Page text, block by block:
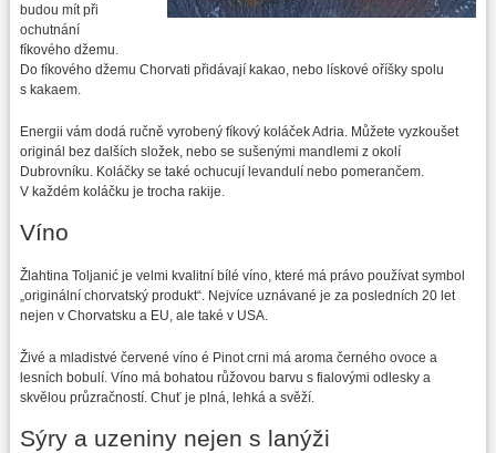
budou mít při
ochutnání
fíkového džemu.
Do fíkového džemu Chorvati přidávají kakao, nebo lískové oříšky spolu
s kakaem.
Energii vám dodá ručně vyrobený fíkový koláček Adria. Můžete vyzkoušet
originál bez dalších složek, nebo se sušenými mandlemi z okolí
Dubrovníku. Koláčky se také ochucují levandulí nebo pomerančem.
V každém koláčku je trocha rakije.
Víno
Žlahtina Toljanić je velmi kvalitní bílé víno, které má právo používat symbol
„originální chorvatský produkt“. Nejvíce uznávané je za posledních 20 let
nejen v Chorvatsku a EU, ale také v USA.
Živé a mladistvé červené víno é Pinot crni má aroma černého ovoce a
lesních bobulí. Víno má bohatou růžovou barvu s fialovými odlesky a
skvělou průzračností. Chuť je plná, lehká a svěží.
Sýry a uzeniny nejen s lanýži